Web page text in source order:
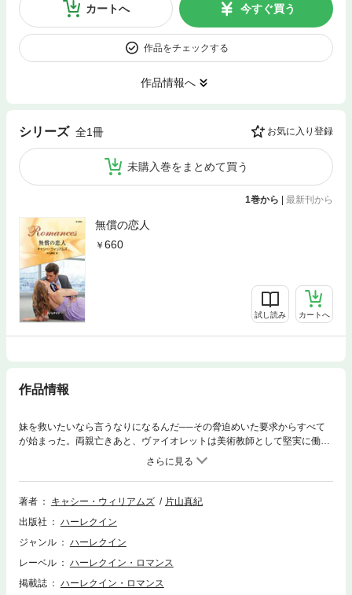
カートへ 今すぐ買う
作品をチェックする
作品情報へ
シリーズ 全1冊 お気に入り登録
未購入巻をまとめて買う
1巻から 最新刊から
無償の恋人
660
試し読み カートへ
作品情報
妹を救いたいなら言うなりになるんだ──その脅迫めいた要求からすべて
が始まった。両親亡きあと、ヴァイオレットは美術教師として堅実に働
き、どんな仕事も長続きしない妹の保護者代わりになってきた。その妹に
今度は勤務先の機密情報を盗んだ疑いがかけられた。妹の無実を直訴しよ
うと社長ダミアンのもとを訪れた彼女は、魅惑的な容貌とは裏腹の冷酷さ
で彼から一蹴され、言葉を失う。しかもダミアンは妹を無罪放免にする代
た。余命僅かな彼の母親を安心させるためだとはいえ、横暴すぎるわ！で
も、最愛の妹を救うためには選択の余地などない。嫌悪とときめきに揺れ
著者 キャシー・ウィリアムズ
片山真紀
出版社
ハーレクイン
ジャンル
ハーレクイン
レーベル
ハーレクイン・ロマンス
掲載誌
ハーレクイン・ロマンス